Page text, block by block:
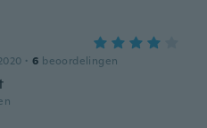
· 6 beoordelingen